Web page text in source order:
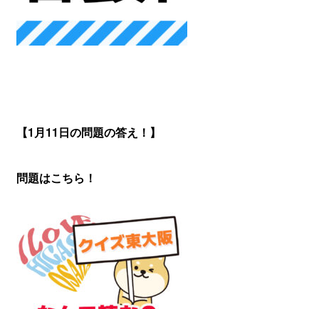
【1月11 日の問題の答え！】
問題はこちら！